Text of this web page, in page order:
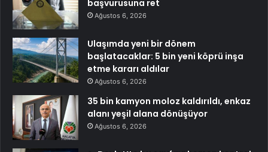
başvurusuna ret
Ağustos 6, 2026
Ulaşımda yeni bir dönem
başlatacaklar: 5 bin yeni köprü inşa
etme kararı aldılar
Ağustos 6, 2026
35 bin kamyon moloz kaldırıldı, enkaz
alanı yeşil alana dönüşüyor
Ağustos 6, 2026